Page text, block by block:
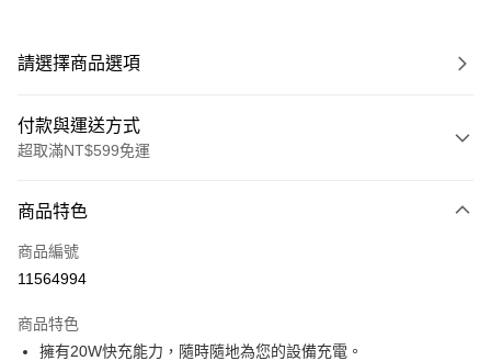
請選擇商品選項
付款與運送方式
超取滿NT$599免運
信用卡一次付款
超商取貨付款
Apple Pay
商品特色
商品編號
11564994
商品特色
擁有20W快充能力，隨時隨地為您的設備充電。